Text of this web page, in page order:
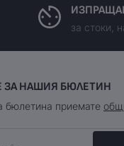
за стоки,
ЗА НАШИЯ БЮЛЕТИН
бюлетина приемате